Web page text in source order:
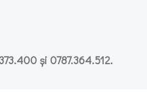
și 0787.364.512.